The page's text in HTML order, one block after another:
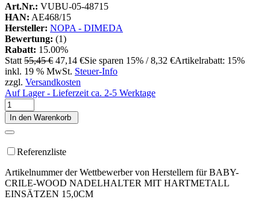
Art.Nr.: VUBU-05-48715
HAN: AE468/15
Hersteller: NOPA - DIMEDA
Bewertung: (1)
Rabatt: 15.00%
Statt 55,45 € 47,14 €Sie sparen 15% / 8,32 €Artikelrabatt: 15%
inkl. 19 % MwSt. Steuer-Info
zzgl. Versandkosten
Auf Lager - Lieferzeit ca. 2-5 Werktage
In den Warenkorb
Referenzliste
Artikelnummer der Wettbewerber von Herstellern für BABY-
CRILE-WOOD NADELHALTER MIT HARTMETALL
EINSÄTZEN 15,0CM